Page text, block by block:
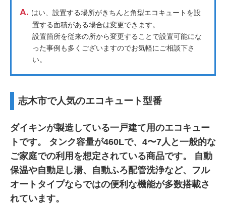
A. はい、設置する場所がきちんと角型エコキュートを設
置する面積がある場合は変更できます。
設置箇所を従来の所から変更することで設置可能にな
った事例も多くございますのでお気軽にご相談下さ
い。
志木市で人気のエコキュート型番
ダイキンが製造している一戸建て用のエコキュー
トです。 タンク容量が460Lで、4〜7人と一般的な
ご家庭での利用を想定されている商品です。 自動
保温や自動足し湯、自動ふろ配管洗浄など、フル
オートタイプならではの便利な機能が多数搭載さ
れています。